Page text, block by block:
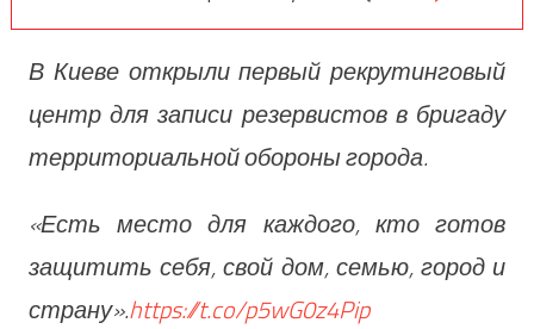
В Киеве открыли первый рекрутинговый
центр для записи резервистов в бригаду
территориальной обороны города.
«Есть место для каждого, кто готов
защитить себя, свой дом, семью, город и
страну».https://t.co/p5wG0z4Pip